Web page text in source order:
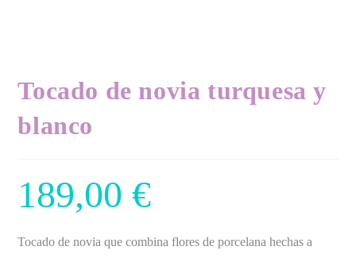
Tocado de novia turquesa y
blanco
189,00€
Tocado de novia que combina flores de porcelana hechas a